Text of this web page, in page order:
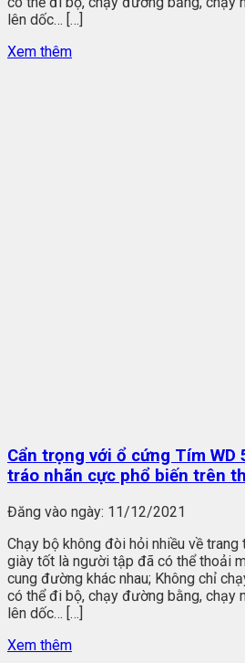
lên dốc… […]
Xem thêm
Cẩn trọng với ổ cứng Tím WD
tráo nhãn cực phổ biến trên
Đăng vào ngày: 11/12/2021
Chạy bộ không đòi hỏi nhiều về
giày tốt là người tập đã có thể thoải
cung đường khác nhau; Không chỉ
có thể đi bộ, chạy đường bằng, chạy
lên dốc… […]
Xem thêm